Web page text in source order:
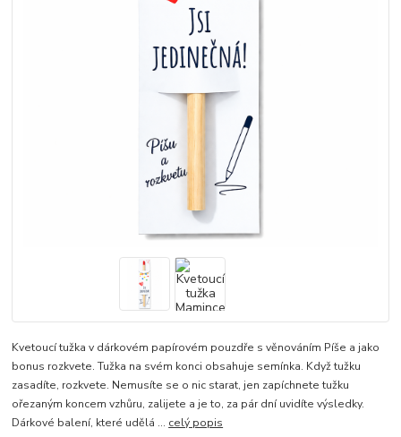
Kvetoucí tužka v dárkovém papírovém pouzdře s věnováním Píše a jako
bonus rozkvete. Tužka na svém konci obsahuje semínka. Když tužku
zasadíte, rozkvete. Nemusíte se o nic starat, jen zapíchnete tužku
ořezaným koncem vzhůru, zalijete a je to, za pár dní uvidíte výsledky.
Dárkové balení, které udělá ... celý popis